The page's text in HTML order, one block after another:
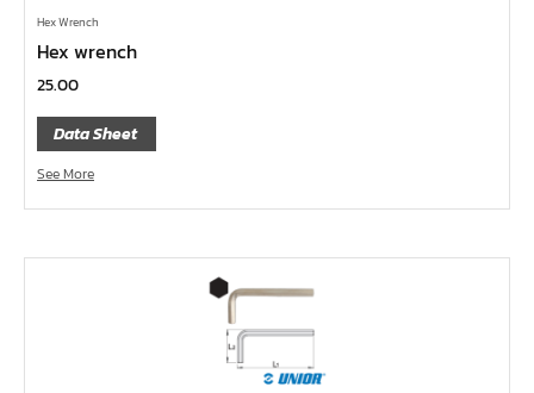
ด้ามเลื่อน
ด้ามฟรี หัวกลม คอพับ ด้ามเรียบ 1/4", 3/8", 1/2"
ด้ามฟรี หัวกลม คอพับ ด้ามเหล็ก 1/4", 3/8", 1/2", 1"
ด้ามฟรี หัวกลม ด้ามเรียบ 1/4", 3/8", 1/2"
ด้ามฟรี หัวกลม ด้ามเหล็ก 1/4", 3/8", 1/2", 1"
ด้ามฟรี ยาง คอพับ กดปุ่ม
ด้ามฟรี ด้ามเรียบ คอพับ กดปุ่ม
Hex Wrench
Hex wrench
25.00
Data Sheet
See More